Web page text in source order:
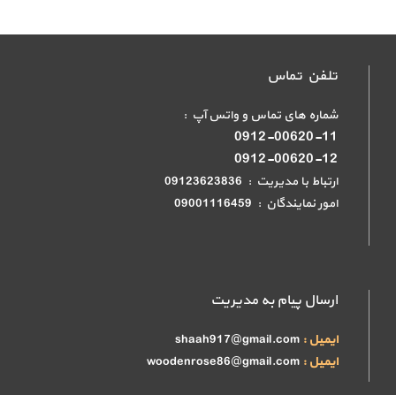
تلفن تماس
شماره های تماس و واتس آپ :
0912-00620-11
0912-00620-12
ارتباط با مدیریت : 09123623836
امور نمایندگان : 09001116459
ارسال پیام به مدیریت
ایمیل :
ایمیل : woodenrose86@gmail.com